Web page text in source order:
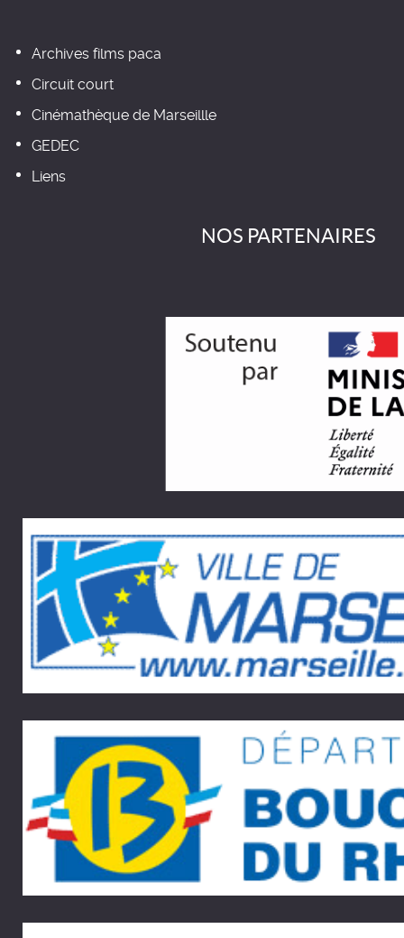
Archives films paca
Circuit court
Cinémathèque de Marseillle
GEDEC
Liens
NOS PARTENAIRES